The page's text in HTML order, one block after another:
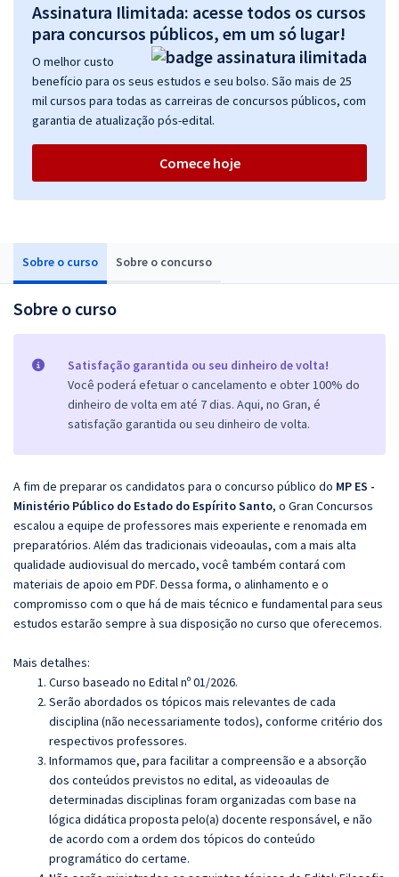
Sobre o curso Sobre o concurso
Sobre o curso
Satisfação garantida ou seu dinheiro de volta!
Você poderá efetuar o cancelamento e obter 100% do
dinheiro de volta em até 7 dias. Aqui, no Gran, é
satisfação garantida ou seu dinheiro de volta.
A fim de preparar os candidatos para o concurso público do MP ES -
Ministério Público do Estado do Espírito Santo, o Gran Concursos
escalou a equipe de professores mais experiente e renomada em
preparatórios. Além das tradicionais videoaulas, com a mais alta
qualidade audiovisual do mercado, você também contará com
materiais de apoio em PDF. Dessa forma, o alinhamento e o
compromisso com o que há de mais técnico e fundamental para seus
estudos estarão sempre à sua disposição no curso que oferecemos.
Mais detalhes:
Curso baseado no Edital nº 01/2026.
Serão abordados os tópicos mais relevantes de cada
disciplina (não necessariamente todos), conforme critério dos
respectivos professores.
Informamos que, para facilitar a compreensão e a absorção
dos conteúdos previstos no edital, as videoaulas de
determinadas disciplinas foram organizadas com base na
lógica didática proposta pelo(a) docente responsável, e não
de acordo com a ordem dos tópicos do conteúdo
programático do certame.
Assinatura Ilimitada: acesse todos os cursos
para concursos públicos, em um só lugar!
O melhor custo
benefício para os seus estudos e seu bolso. São mais de 25
mil cursos para todas as carreiras de concursos públicos, com
garantia de atualização pós-edital.
Comece hoje